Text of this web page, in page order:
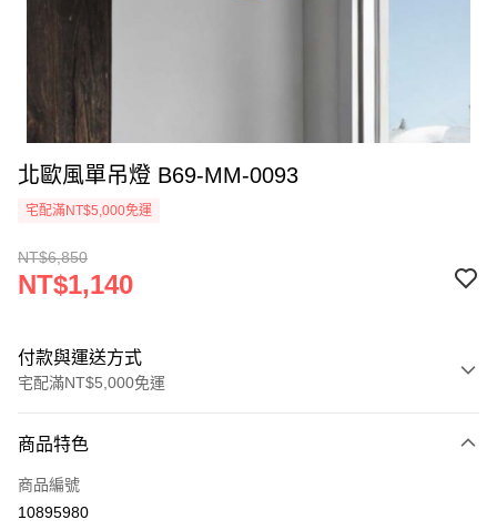
北歐風單吊燈 B69-MM-0093
宅配滿NT$5,000免運
NT$6,850
NT$1,140
付款與運送方式
宅配滿NT$5,000免運
信用卡一次付款
LINE Pay
商品特色
商品編號
10895980